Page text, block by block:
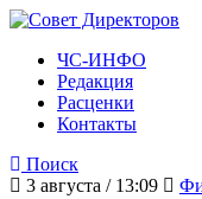
ЧС-ИНФО
Редакция
Расценки
Контакты
Поиск
3 августа / 13:09